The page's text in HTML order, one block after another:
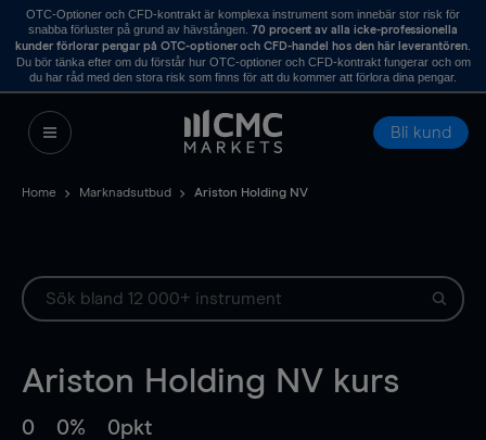
OTC-Optioner och CFD-kontrakt är komplexa instrument som innebär stor risk för
snabba förluster på grund av hävstången. 70 procent av alla icke-professionella
kunder förlorar pengar på OTC-optioner och CFD-handel hos den här leverantören.
Du bör tänka efter om du förstår hur OTC-optioner och CFD-kontrakt fungerar och om
du har råd med den stora risk som finns för att du kommer att förlora dina pengar.
Bli kund
Home Marknadsutbud Ariston Holding NV
Ariston Holding NV kurs
0 0% 0pkt